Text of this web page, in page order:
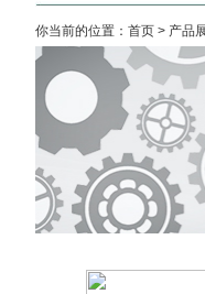
你当前的位置：首页 > 产品